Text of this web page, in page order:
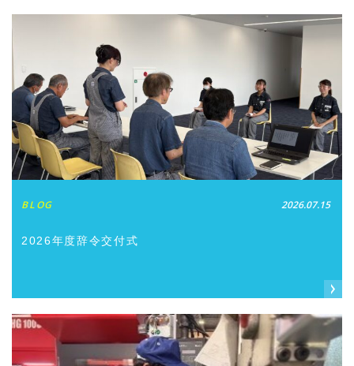
BLOG 2026.07.15
2026年度辞令交付式